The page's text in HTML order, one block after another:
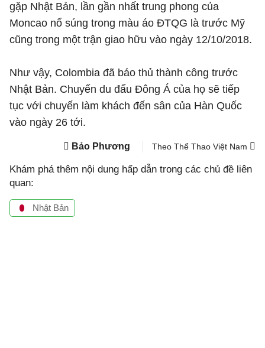
gặp Nhật Bản, lần gần nhất trung phong của
Moncao nổ súng trong màu áo ĐTQG là trước Mỹ
cũng trong một trận giao hữu vào ngày 12/10/2018.
Như vậy, Colombia đã báo thủ thành công trước
Nhật Bản. Chuyến du đấu Đông Á của họ sẽ tiếp
tục với chuyến làm khách đến sân của Hàn Quốc
vào ngày 26 tới.
Bảo Phương Theo Thể Thao Việt Nam
Khám phá thêm nội dung hấp dẫn trong các chủ đề liên
quan:
Nhật Bản